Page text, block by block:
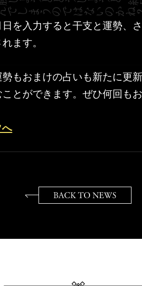
を入力すると干支と運勢、
ます。
勢もおまけの占いも新たに更
とができます。ぜひ何回も